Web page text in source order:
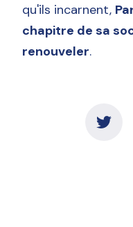
qu'ils incarnent,
chapitre de sa
renouveler.